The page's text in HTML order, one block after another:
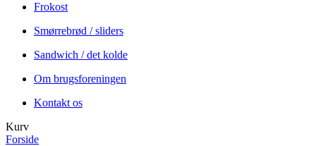
Frokost
Smørrebrød / sliders
Sandwich / det kolde
Om brugsforeningen
Kontakt os
Kurv
Forside